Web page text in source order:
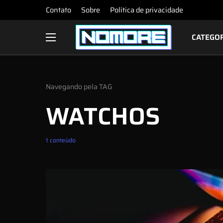
Contato Sobre Política de privacidade
Navegando pela TAG
WATCHOS
1 conteúdo